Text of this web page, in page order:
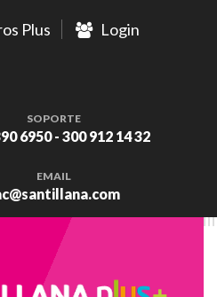
Plus Login
SOPORTE
6950 - 300 912 14 32
EMAIL